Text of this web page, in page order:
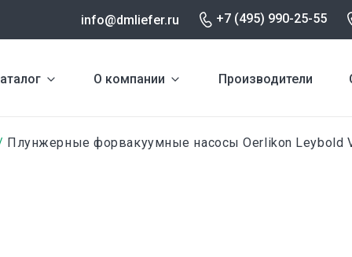
info@dmliefer.ru +7 (495) 990-25-55
О компании Производители
Плунжерные форвакуумные насосы Oerlikon Leybold